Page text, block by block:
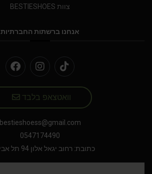
צוות BESTIESHOES
אנחנו ברשתות החברתיות
וואטצאפ בלבד
bestieshoess@gmail.com
0547174490
כתובת: רחוב יגאל אלון 94 תל אביב יפו